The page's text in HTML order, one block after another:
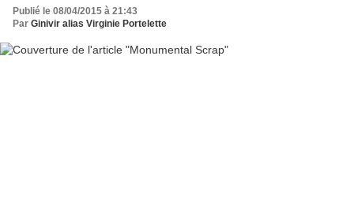
Publié le 08/04/2015 à 21:43
Par Ginivir alias Virginie Portelette